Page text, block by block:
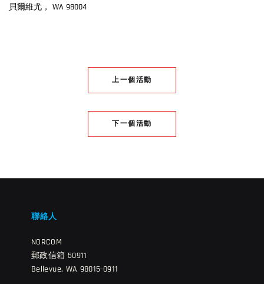
貝爾維尤 ， WA 98004
上一個活動
下一個活動
聯絡人
NORCOM
郵政信箱 50911
Bellevue, WA 98015-0911